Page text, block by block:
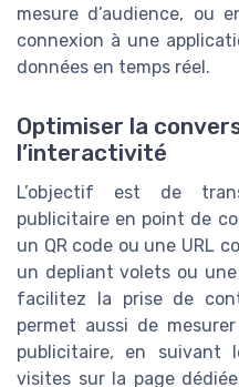
mesure d’audience, ou
connexion à une
données en temps réel.
Optimiser la
l’interactivité
L’objectif est de
publicitaire en point de
un QR code ou une URL
un depliant volets ou
facilitez la prise de
permet aussi de
publicitaire, en suivant
visites sur la page